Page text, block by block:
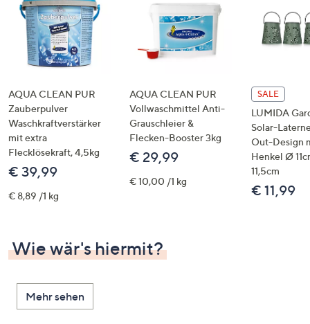
Sie
Touch-
Geräten
links
bzw.
rechts,
um
diese
anzuzeigen.
AQUA CLEAN PUR
Zauberpulver
Waschkraftverstärker
mit extra
Flecklösekraft, 4,5kg
€ 39,99
€ 8,89 /1 kg
AQUA CLEAN PUR
Vollwaschmittel Anti-
Grauschleier &
Flecken-Booster 3kg
€ 29,99
€ 10,00 /1 kg
SALE
LUMIDA
Solar-
Out-Design
Henkel Ø
11,5cm
€ 11,99
Wie wär's hiermit?
Mehr sehen